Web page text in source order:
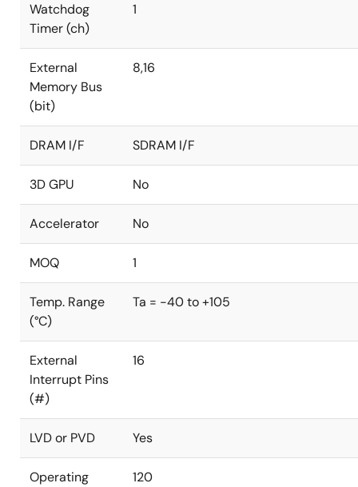
Watchdog
Timer (ch)
1
External
Memory Bus
(bit)
8,16
DRAM I/F SDRAM I/F
3D GPU No
Accelerator No
MOQ 1
Temp. Range
(°C)
Ta = -40 to +105
External
Interrupt Pins
(#)
16
LVD or PVD Yes
Operating
120